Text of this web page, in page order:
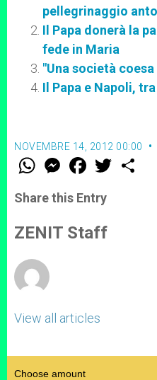
pellegrinaggio
Il Papa donerà la
fede in Maria
"Una società
Il Papa e Napoli,
NOVEMBRE 14, 2012 00:00
W
t
s
p
p
M
e
s
e
g
e
F
a
e
b
o
k
w
Share this Entry
ZENIT Staff
View all articles